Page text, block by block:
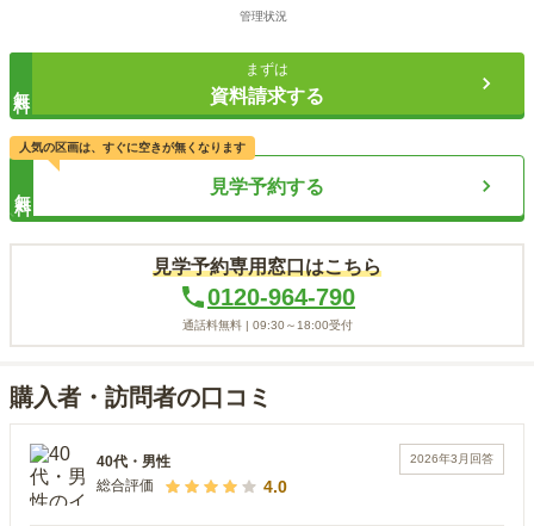
まずは
資料請求する
見学予約する
人気の区画は、すぐに空きが無くなります
見学予約専用窓口はこちら
0120-964-790
通話料無料 | 09:30～18:00受付
購入者・訪問者の口コミ
2026年3月 回答
40代 ・ 男性
総合評価
4.0